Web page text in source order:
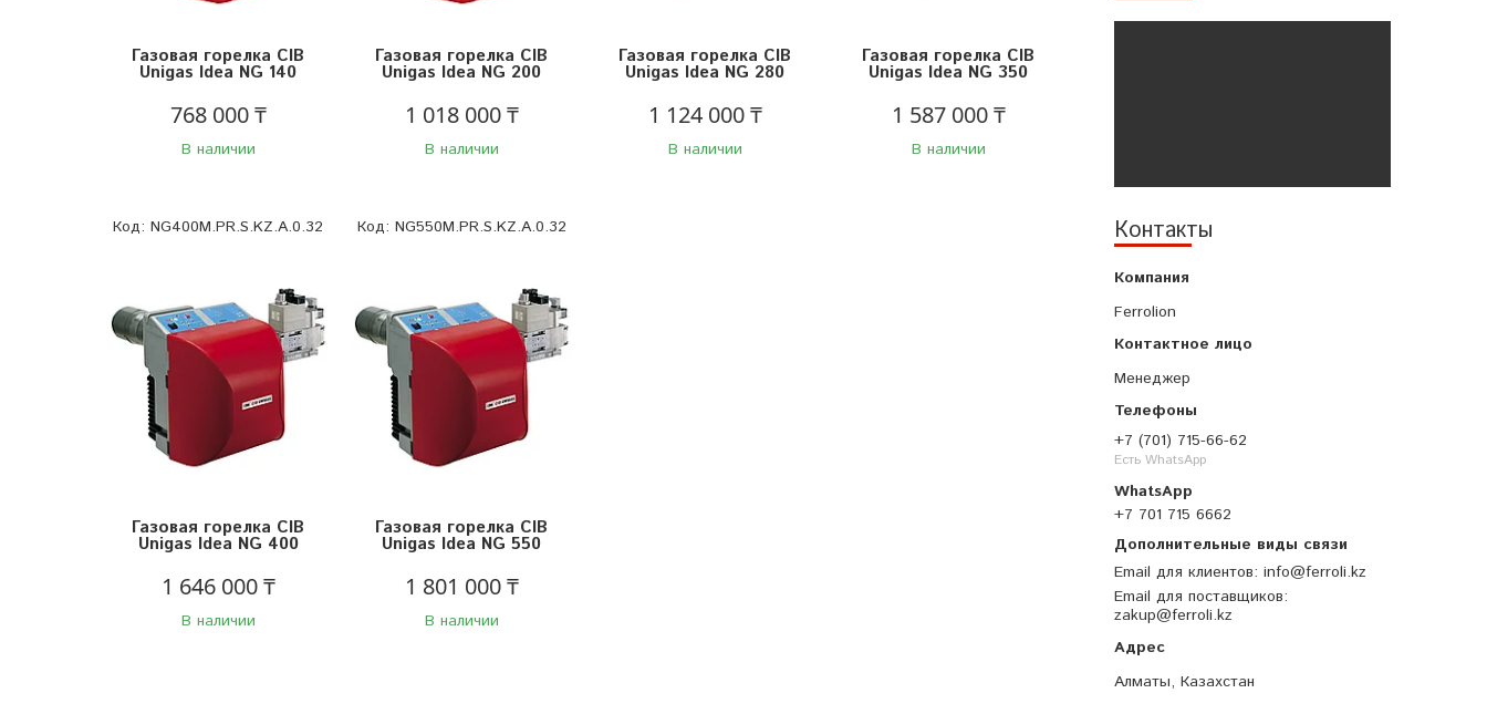
Контакты
Ferrolion
Менеджер
+7 (701) 715-66-62
Есть WhatsApp
+7 701 715 6662
Email для клиентов info@ferroli.kz
Email для поставщиков
zakup@ferroli.kz
Алматы, Казахстан
Газовая горелка CIB
Unigas Idea NG 140
768 000 ₸
В наличии
Газовая горелка CIB
Unigas Idea NG 200
1 018 000 ₸
В наличии
Газовая горелка CIB
Unigas Idea NG 280
1 124 000 ₸
В наличии
Газовая горелка CIB
Unigas Idea NG 350
1 587 000 ₸
В наличии
NG400M.PR.S.KZ.A.0.32
Газовая горелка CIB
Unigas Idea NG 400
1 646 000 ₸
В наличии
NG550M.PR.S.KZ.A.0.32
Газовая горелка CIB
Unigas Idea NG 550
1 801 000 ₸
В наличии